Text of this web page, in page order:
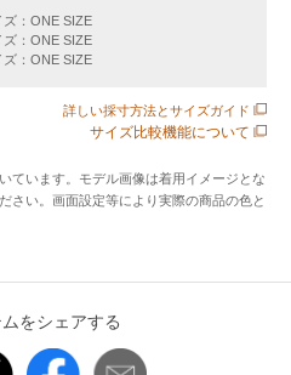
な生地。
anyオリジナルの配色です。
せる際は、襟を少し後ろに抜
ぎず程よい着丈でキレイ目な
も相性抜群です。
：ONE SIZE
：ONE SIZE
：ONE SIZE
詳しい採寸方法とサイズガイド
サイズ比較機能について
ています。モデル画像は着用イメージとな
さい。画面設定等により実際の商品の色と
をシェアする